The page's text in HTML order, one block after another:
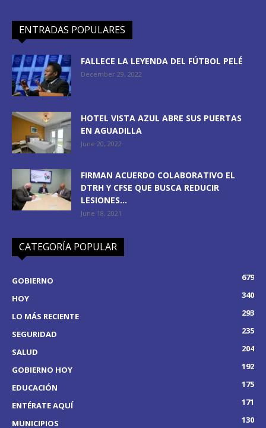
ENTRADAS POPULARES
FALLECE LA LEYENDA DEL FÚTBOL PELÉ
December 29, 2022
HOTEL VISTA AZUL ABRE SUS PUERTAS
EN AGUADILLA
June 20, 2022
FIRMAN ACUERDO COLABORATIVO EL
DTRH Y CFSE QUE BUSCA REDUCIR
LESIONES...
June 18, 2021
CATEGORÍA POPULAR
GOBIERNO
679
HOY
340
LO MÁS RECIENTE
293
SEGURIDAD
235
SALUD
204
GOBIERNO HOY
192
EDUCACIÓN
175
ENTÉRATE AQUÍ
171
MUNICIPIOS
130